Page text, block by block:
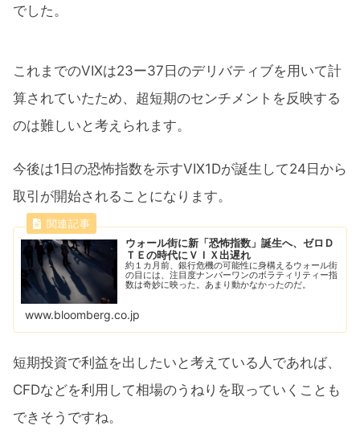
でした。
これまでのVIXは23ー37日のデリバティブを用いて計
算されていたため、超短期のセンチメントを反映する
のは難しいと考えられます。
今後は1日の恐怖指数を示すVIX1Dが誕生して24日から
取引が開始されることになります。
ウォール街に新「恐怖指数」誕生へ、ゼロＤ
ＴＥの時代にＶＩＸ出遅れ
約１カ月前、銀行危機の可能性に身構えるウォール街
の目には、注目度ナンバーワンのボラティリティー指
数は奇妙に映った。あまり動かなかったのだ。
www.bloomberg.co.jp
短期投資で利益を出したいと考えている人であれば、
CFDなどを利用して相場のうねりを取っていくことも
できそうですね。